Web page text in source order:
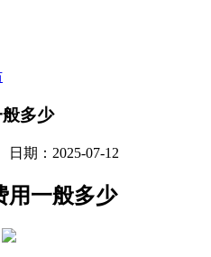
多少
期：2025-07-12
用一般多少